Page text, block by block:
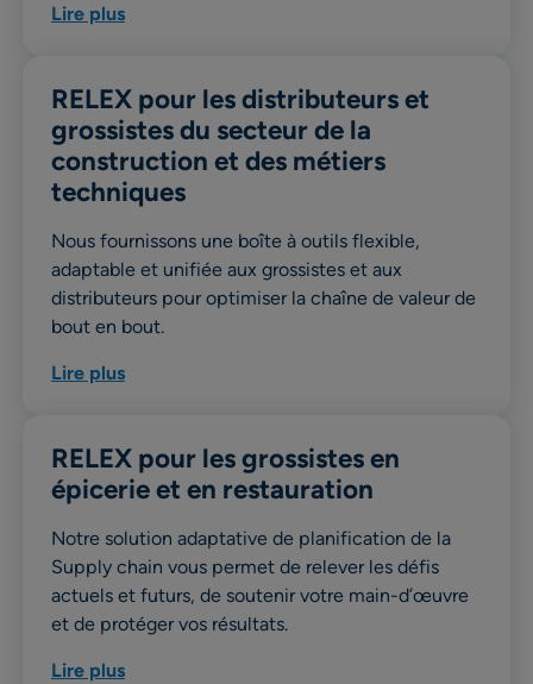
Lire plus
RELEX pour les distributeurs et
grossistes du secteur de la
construction et des métiers
techniques
Nous fournissons une boîte à outils flexible,
adaptable et unifiée aux grossistes et aux
distributeurs pour optimiser la chaîne de valeur de
bout en bout.
Lire plus
RELEX pour les grossistes en
épicerie et en restauration
Notre solution adaptative de planification de la
Supply chain vous permet de relever les défis
actuels et futurs, de soutenir votre main-d’œuvre
et de protéger vos résultats.
Lire plus